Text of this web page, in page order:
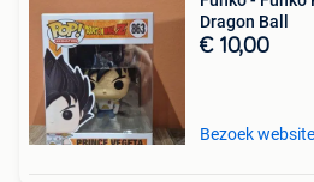
Dragon Ball
€ 10,00
Bezoek website